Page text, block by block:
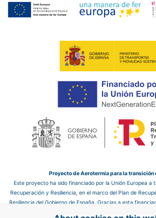
Proyecto de Aerotermia para la transición
Este proyecto ha sido financiado por la Unión Europea a
Recuperación y Resiliencia, en el marco del Plan de
Resiliencia del Gobierno de España. Gracias a esta